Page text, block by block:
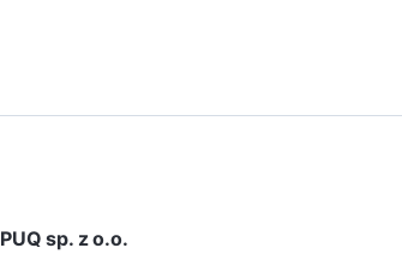
PUQ sp. z o.o.